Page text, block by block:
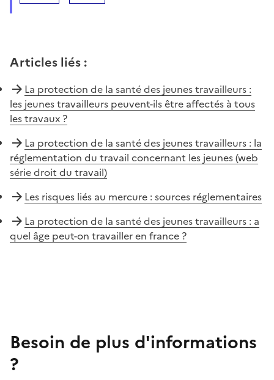
Articles liés :
La protection de la santé des jeunes travailleurs :
les jeunes travailleurs peuvent-ils être affectés à tous
les travaux ?
La protection de la santé des jeunes travailleurs : la
réglementation du travail concernant les jeunes (web
série droit du travail)
Les risques liés au mercure : sources réglementaires
La protection de la santé des jeunes travailleurs : a
quel âge peut-on travailler en france ?
Besoin de plus d'informations
?